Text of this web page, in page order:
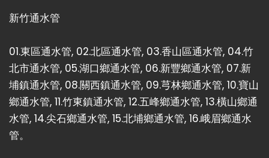
新竹通水管
01.東區通水管, 02.北區通水管, 03.香山區通水管, 04.竹
北市通水管, 05.湖口鄉通水管, 06.新豐鄉通水管, 07.新
埔鎮通水管, 08.關西鎮通水管, 09.芎林鄉通水管, 10.寶山
鄉通水管, 11.竹東鎮通水管, 12.五峰鄉通水管, 13.橫山鄉通
水管, 14.尖石鄉通水管, 15.北埔鄉通水管, 16.峨眉鄉通水
管。